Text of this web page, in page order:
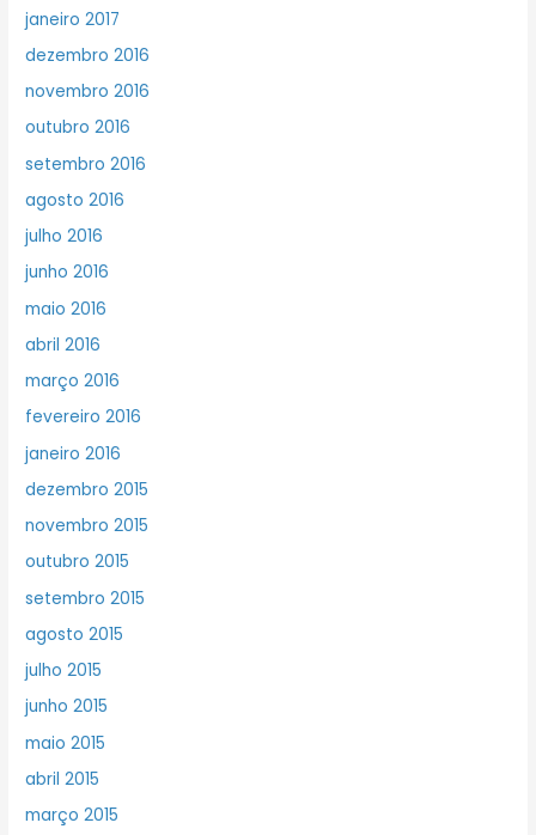
janeiro 2017
dezembro 2016
novembro 2016
outubro 2016
setembro 2016
agosto 2016
julho 2016
junho 2016
maio 2016
abril 2016
março 2016
fevereiro 2016
janeiro 2016
dezembro 2015
novembro 2015
outubro 2015
setembro 2015
agosto 2015
julho 2015
junho 2015
maio 2015
abril 2015
março 2015